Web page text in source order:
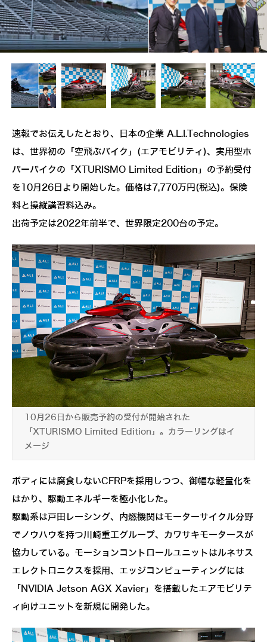
速報でお伝えしたとおり、日本の企業 A.L.I.Technologies
は、世界初の「空飛ぶバイク」(エアモビリティ)、実用型ホ
バーバイクの「XTURISMO Limited Edition」の予約受付
を10月26日より開始した。価格は7,770万円(税込)。保険
料と操縦講習料込み。
出荷予定は2022年前半で、世界限定200台の予定。
10月26日から販売予約の受付が開始された
「XTURISMO Limited Edition」。カラーリングはイ
メージ
ボディには腐食しないCFRPを採用しつつ、御幅な軽量化を
はかり、駆動エネルギーを極小化した。
駆動系は戸田レーシング、内燃機関はモーターサイクル分野
でノウハウを持つ川崎重工グループ、カワサキモータースが
協力している。モーションコントロールユニットはルネサス
エレクトロニクスを採用、エッジコンピューティングには
「NVIDIA Jetson AGX Xavier」を搭載したエアモビリテ
ィ向けユニットを新規に開発した。